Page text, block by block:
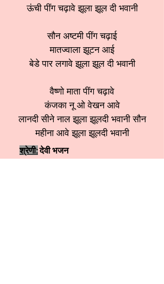
ऊंची पींग चढ़ावे झूला झूल दी भवानी
सौन अष्टमी पींग चढ़ाई
मातज्वाला झूटन आई
बेडे पार लगावे झूला झूल दी भवानी
वैष्णो माता पींग चढ़ावे
कंजका नू ओ वेखन आवे
लानदी सीने नाल झूला झूलदी भवानी सौन
महीना आवे झूला झूलदी भवानी
श्रेणी:देवी भजन